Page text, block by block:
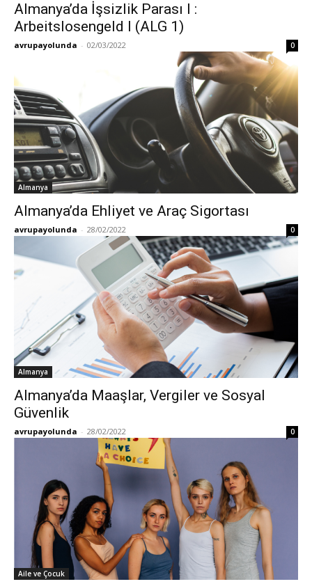
Almanya’da İşsizlik Parası I :
Arbeitslosengeld I (ALG 1)
avrupayolunda - 02/03/2022 0
Almanya
Almanya’da Ehliyet ve Araç Sigortası
avrupayolunda - 28/02/2022 0
Almanya
Almanya’da Maaşlar, Vergiler ve Sosyal
Güvenlik
avrupayolunda - 28/02/2022 0
Aile ve Çocuk